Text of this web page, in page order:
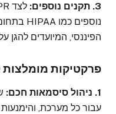
3. תקנים נוספים:
הפיננסי, המיועדים להגן
פרקטיקות מומלצות
1. ניהול סיסמאות חכם:
עבור כל מערכת,